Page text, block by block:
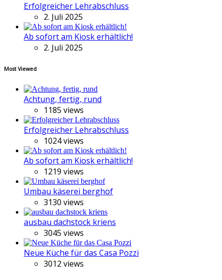
Erfolgreicher Lehrabschluss
2. Juli 2025
Ab sofort am Kiosk erhältlich!
2. Juli 2025
Most Viewed
Achtung, fertig, rund
1185 views
Erfolgreicher Lehrabschluss
1024 views
Ab sofort am Kiosk erhältlich!
1219 views
Umbau käserei berghof
3130 views
ausbau dachstock kriens
3045 views
Neue Küche für das Casa Pozzi
3012 views